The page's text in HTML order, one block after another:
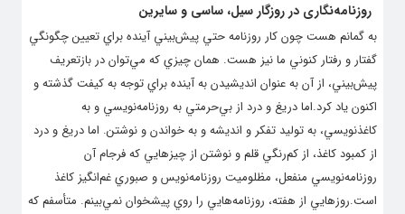
روزنامه‌نگاری در روزگار سيل، ساسی و سایرین
به گمانم هست چون كار روزنامه حتي پيش‌بيني آينده براي تعيين چگونگي
گفتار و رفتار كنوني ما نیز هست. همان چيزي كه مي‌توان در بازتعريف
پيش‌بيني، از آن به عنوان انديشيدن به آينده براي توجه به كيفت گذشته و
اكنون یاد کرد.اما دريغ و درد از بي‌حرمتي به روزنامه‌نويسي و به
كاغذنويسي، به توليد تفكر و انديشه و به خواندن و نوشتن. اما دريغ و درد
از كمبود كاغذ، از كم‌رنگي قلم و نوشتن از چيزهايي كه فرجام آن
روزنامه‌نويسي منفعل، مظلوميت روزنامه‌نويس و صبوري غم‌انگيز كاغذ
است.روزهايي از هفته، روزنامه‌هايي را روي پيشخوان نمي‌بينم. متأسفم كه